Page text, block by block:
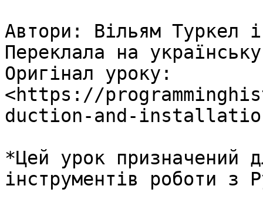
Автори: Вільям Туркел
Переклала на
Оригінал уроку:
<https://
duction-and-
*Цей урок призначений
інструментів роботи з